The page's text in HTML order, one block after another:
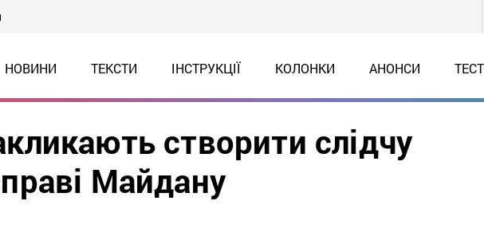
НОВИНИ ТЕКСТИ ІНСТРУКЦІЇ КОЛОНКИ АНОНСИ
створити слідчу
Майдану